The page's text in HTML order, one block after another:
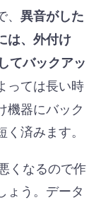
異音がした
は、外付け
てバックアッ
っては長い時
機器にバック
済みます。
くなるので作
ょう。データ